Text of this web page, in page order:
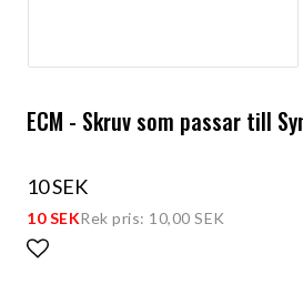
ECM - Skruv som passar till
10 SEK
10 SEKRek pris: 10,00 SEK